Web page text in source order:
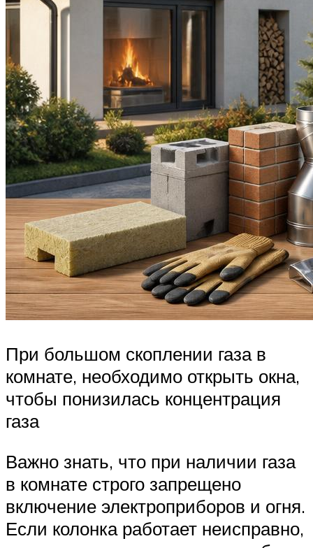
При большом скоплении газа в
комнате, необходимо открыть окна,
чтобы понизилась концентрация
газа
Важно знать, что при наличии газа
в комнате строго запрещено
включение электроприборов и огня.
Если колонка работает неисправно,